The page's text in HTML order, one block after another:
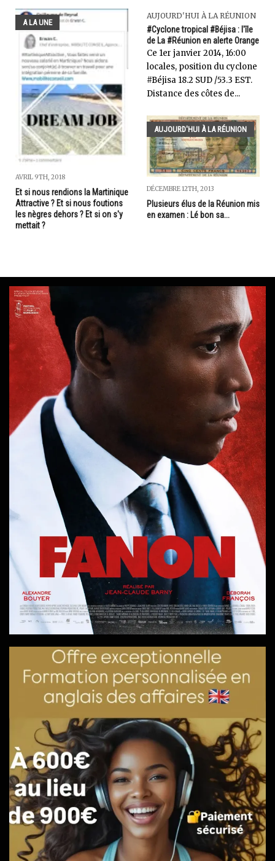
A LA UNE
AVRIL 9TH, 2018
Et si nous rendions la Martinique
Attractive ? Et si nous foutions
les nègres dehors ? Et si on s'y
mettait ?
AUJOURD'HUI À LA RÉUNION
#Cyclone tropical #Béjisa : l'île
de La #Réunion en alerte Orange
Ce 1er janvier 2014, 16:00
locales, position du cyclone
#Béjisa 18.2 SUD /53.3 EST.
Distance des côtes de...
AUJOURD'HUI À LA RÉUNION
DÉCEMBRE 12TH, 2013
Plusieurs élus de la Réunion mis
en examen : Lé bon sa...